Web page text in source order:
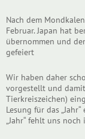
Nach dem
Februar. Japan hat
übernommen und
gefeiert
Wir haben daher
vorgestellt und
Tierkreiszeichen)
Lesung für das
„Jahr“ fehlt uns